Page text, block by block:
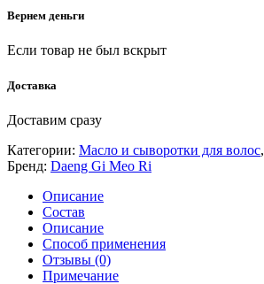
Вернем деньги
Если товар не был вскрыт
Доставка
Доставим сразу
Категории: Масло и сыворотки для волос,
Бренд: Daeng Gi Meo Ri
Описание
Состав
Описание
Способ применения
Отзывы (0)
Примечание